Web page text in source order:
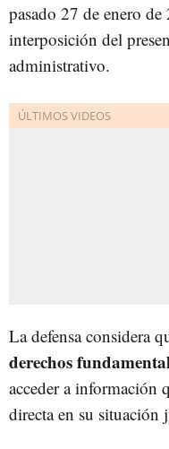
pasado 27 de enero
interposición del
administrativo.
La defensa considera
derechos
acceder a información
directa en su situación